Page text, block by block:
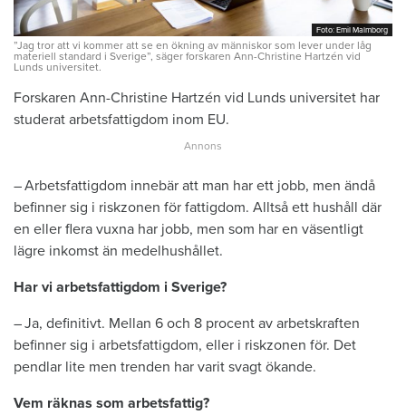
Foto: Emil Malmborg
Foto: Emil Malmborg
”Jag tror att vi kommer att se en ökning av människor som lever under låg
materiell standard i Sverige”, säger forskaren Ann-Christine Hartzén vid
Lunds universitet.
Forskaren Ann-Christine Hartzén vid Lunds universitet har
studerat arbetsfattigdom inom EU.
– Arbetsfattigdom innebär att man har ett jobb, men ändå
befinner sig i riskzonen för fattigdom. Alltså ett hushåll där
en eller flera vuxna har jobb, men som har en väsentligt
lägre inkomst än medelhushållet.
Har vi arbetsfattigdom i Sverige?
– Ja, definitivt. Mellan 6 och 8 procent av arbetskraften
befinner sig i arbetsfattigdom, eller i riskzonen för. Det
pendlar lite men trenden har varit svagt ökande.
Vem räknas som arbetsfattig?